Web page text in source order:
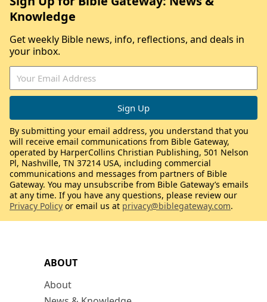
ABOUT
About
Knowledge
Get weekly Bible news, info, reflections, and deals in
your inbox.
By submitting your email address, you understand that you
will receive email communications from Bible Gateway,
operated by HarperCollins Christian Publishing, 501 Nelson
Pl, Nashville, TN 37214 USA, including commercial
communications and messages from partners of Bible
Gateway. You may unsubscribe from Bible Gateway’s emails
at any time. If you have any questions, please review our
Privacy Policy or email us at privacy@biblegateway.com.